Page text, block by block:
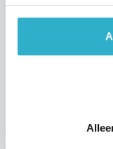
Helmond